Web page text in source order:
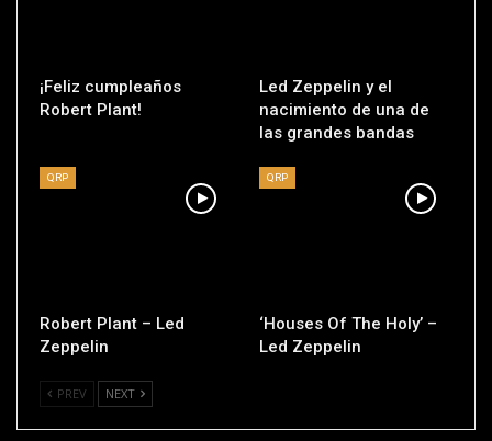
¡Feliz cumpleaños
Robert Plant!
Led Zeppelin y el
nacimiento de una de
las grandes bandas
QRP
Robert Plant – Led
Zeppelin
QRP
‘Houses Of The Holy’ –
Led Zeppelin
PREV NEXT